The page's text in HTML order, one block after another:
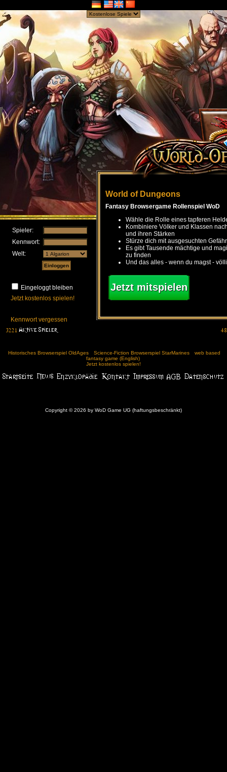
Spieler:
Kennwort:
Welt:
Eingeloggt bleiben
Jetzt kostenlos spielen!
Kennwort vergessen
World of Dungeons
Fantasy Browsergame Rollenspiel WoD
Wähle die Rolle eines tapferen
Kombiniere Völker und Klassen
und ihren Stärken
Stürze dich mit ausgesuchten
Es gibt Tausende mächtige und
zu finden
Und das alles - wenn du magst -
Jetzt mitspielen
Historisches Browserspiel OldAges Science-Fiction Browserspiel StarMarines
web based
fantasy game (English)
Jetzt kostenlos spielen!
Copyright © 2026 by WoD Game UG (haftungsbeschränkt)